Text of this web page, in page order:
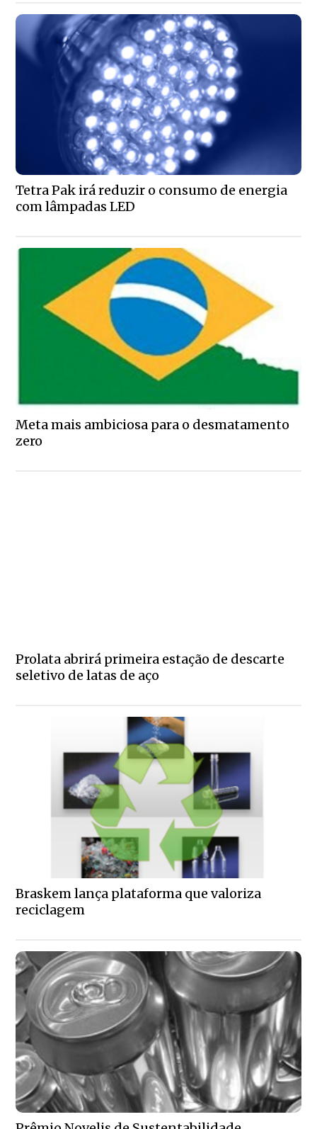
Tetra Pak irá reduzir o consumo de energia
com lâmpadas LED
Meta mais ambiciosa para o desmatamento
zero
Prolata abrirá primeira estação de descarte
seletivo de latas de aço
Braskem lança plataforma que valoriza
reciclagem